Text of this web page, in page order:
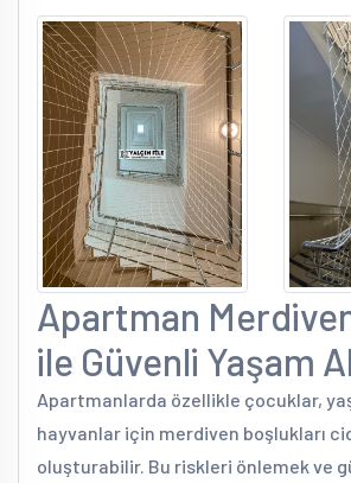
Apartman
ile Güvenli Yaşam
Apartmanlarda özellikle çocuklar,
hayvanlar için merdiven boşlukları
oluşturabilir. Bu riskleri önlemek ve